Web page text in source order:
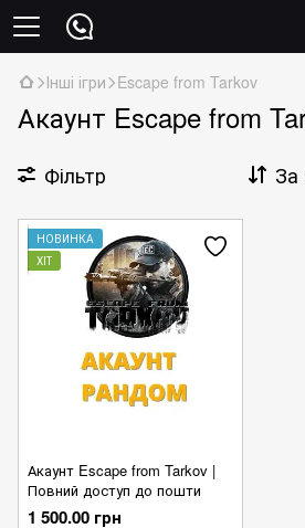
Інші ігри Escape from Tarkov
Акаунт Escape from
Фільтр За
НОВИНКА
ХІТ
Акаунт Escape from Tarkov |
Повний доступ до пошти
1 500.00 грн